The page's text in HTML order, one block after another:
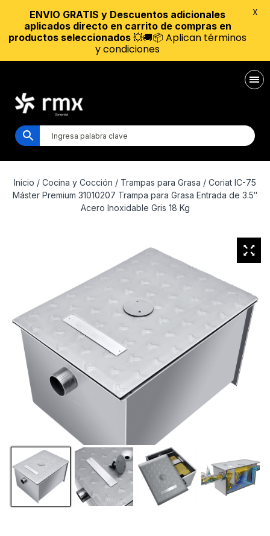
Inicio / Cocina y Cocción / Trampas para Grasa / Coriat IC-75
Máster Premium 31010207 Trampa para Grasa Entrada de 3.5″
Acero Inoxidable Gris 18 Kg
ENVIO GRATIS y Descuentos adicionales
aplicados directo en carrito de compras en
productos seleccionados 💥🚚📦 Aplican términos
y condiciones
X